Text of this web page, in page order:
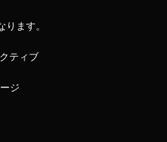
ます。
ティブ
ジ